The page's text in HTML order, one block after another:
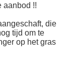
aanbod !!
die
tijd om te
op het gras